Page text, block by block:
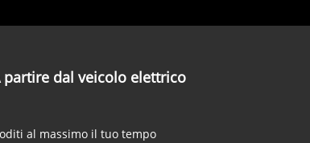
partire dal veicolo elettrico
al massimo il tuo tempo